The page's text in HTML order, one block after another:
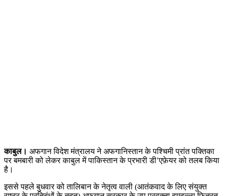
काबुल। अफगान विदेश मंत्रालय ने अफगानिस्तान के पश्चिमी प्रांत पक्तिका
पर बमबारी को लेकर काबुल में पाकिस्तान के प्रभारी डी’एफ़ेयर को तलब किया
है।
इससे पहले बुधवार को तालिबान के नेतृत्व वाली (आतंकवाद के लिए संयुक्त